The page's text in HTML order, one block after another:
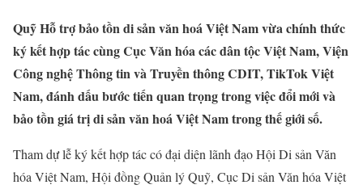
Quỹ Hỗ trợ bảo tồn di sản văn hoá Việt Nam vừa chính thức
ký kết hợp tác cùng Cục Văn hóa các dân tộc Việt Nam, Viện
Công nghệ Thông tin và Truyền thông CDIT, TikTok Việt
Nam, đánh dấu bước tiến quan trọng trong việc đổi mới và
bảo tồn giá trị di sản văn hoá Việt Nam trong thế giới số.
Tham dự lễ ký kết hợp tác có đại diện lãnh đạo Hội Di sản Văn
hóa Việt Nam, Hội đồng Quản lý Quỹ, Cục Di sản Văn hóa Việt